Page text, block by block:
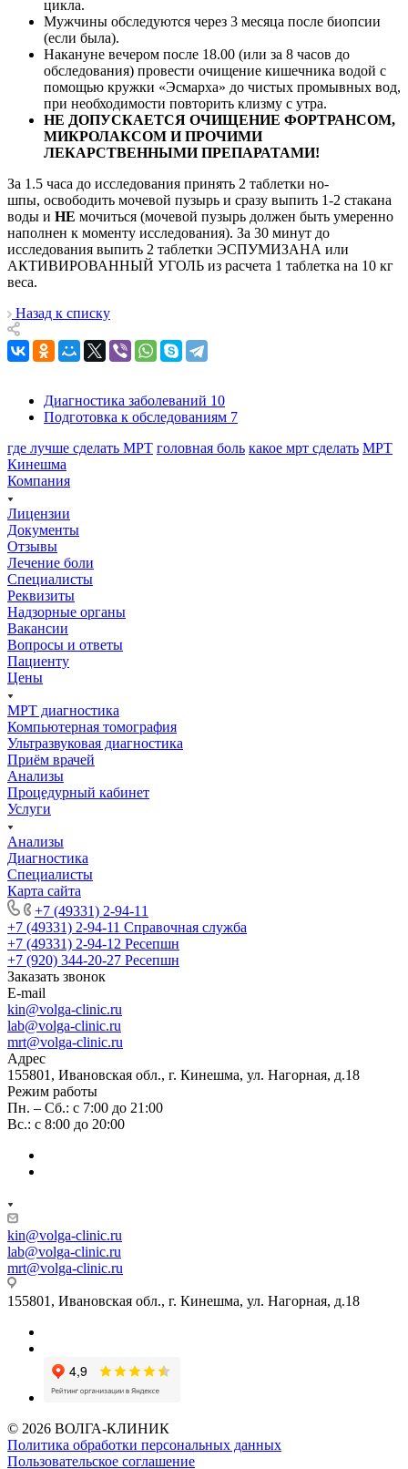
цикла.
Мужчины обследуются через 3 месяца после биопсии
(если была).
Накануне вечером после 18.00 (или за 8 часов до
обследования) провести очищение кишечника водой с
помощью кружки «Эсмарха» до чистых промывных вод,
при необходимости повторить клизму с утра.
НЕ ДОПУСКАЕТСЯ ОЧИЩЕНИЕ ФОРТРАНСОМ,
МИКРОЛАКСОМ И ПРОЧИМИ
ЛЕКАРСТВЕННЫМИ ПРЕПАРАТАМИ!
За 1.5 часа до исследования принять 2 таблетки но-
шпы, освободить мочевой пузырь и сразу выпить 1-2 стакана
воды и НЕ мочиться (мочевой пузырь должен быть умеренно
наполнен к моменту исследования). За 30 минут до
исследования выпить 2 таблетки ЭСПУМИЗАНА или
АКТИВИРОВАННЫЙ УГОЛЬ из расчета 1 таблетка на 10 кг
веса.
Назад к списку
Диагностика заболеваний 10
Подготовка к обследованиям 7
где лучше сделать МРТ головная боль какое мрт сделать МРТ
Кинешма
Компания
Лицензии
Документы
Отзывы
Лечение боли
Специалисты
Реквизиты
Надзорные органы
Вакансии
Вопросы и ответы
Пациенту
Цены
МРТ диагностика
Компьютерная томография
Ультразвуковая диагностика
Приём врачей
Анализы
Процедурный кабинет
Услуги
Анализы
Диагностика
Специалисты
Карта сайта
+7 (49331) 2-94-11
+7 (49331) 2-94-11 Справочная служба
+7 (49331) 2-94-12 Ресепшн
+7 (920) 344-20-27 Ресепшн
Заказать звонок
E-mail
kin@volga-clinic.ru
lab@volga-clinic.ru
mrt@volga-clinic.ru
Адрес
155801, Ивановская обл., г. Кинешма, ул. Нагорная, д.18
Режим работы
Пн. – Сб.: с 7:00 до 21:00
Вс.: с 8:00 до 20:00
kin@volga-clinic.ru
lab@volga-clinic.ru
mrt@volga-clinic.ru
155801, Ивановская обл., г. Кинешма, ул. Нагорная, д.18
© 2026 ВОЛГА-КЛИНИК
Политика обработки персональных данных
Пользовательское соглашение